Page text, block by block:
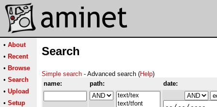
• About
• Recent
• Browse
• Search
• Upload
• Setup
Search
Simple search - Advanced search (Help)
name:
path: date: